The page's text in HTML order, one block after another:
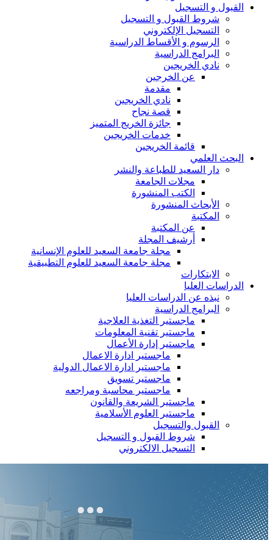
القبول و التسجيل
شروط القبول و التسجيل
التسجيل الإلكتروني
الرسوم و الأقساط الدراسية
البرامج الدراسية
نادي الخريجين
عن الخرجين
مقدمة
نادي الخريجين
قصة نجاح
جائزة الخريج المتميز
خدمات الخريجين
قائمة الخريجين
البحث العلمي
دار السعيد للطباعة والنشر
مجلات الجامعة
الكتب المنشورة
الأبحاث المنشورة
المكتبة
عن المكتبة
أرشيف المجلة
مجلة جامعة السعيد للعلوم الإنسانية
مجلة جامعة السعيد للعلوم التطبيقية
الابتكارات
الدراسات العليا
نبذه عن الدراسات العليا
البرامج الدراسية
ماجستير التغذية العلاجية
ماجستير تقنية المعلومات
ماجستير إدارة الأعمال
ماجستير ادارة الاعمال
ماجستير ادارة الاعمال الدولية
ماجستير تسويق
ماجستير محاسبة ومراجعه
ماجستير الشريعة والقانون
ماجستير العلوم الأسلامية
القبول والتسجيل
شروط القبول و التسجيل
التسجيل الالكتروني